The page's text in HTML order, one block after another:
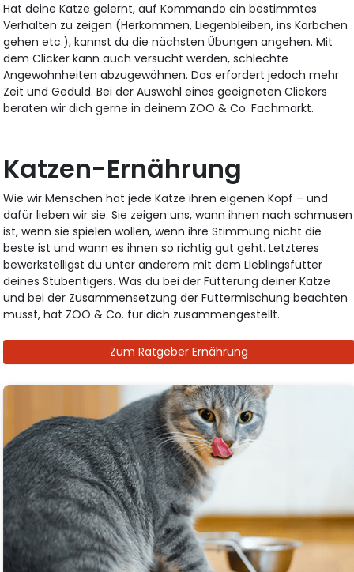
Hat deine Katze gelernt, auf Kommando ein bestimmtes
Verhalten zu zeigen (Herkommen, Liegenbleiben, ins Körbchen
gehen etc.), kannst du die nächsten Übungen angehen. Mit
dem Clicker kann auch versucht werden, schlechte
Angewohnheiten abzugewöhnen. Das erfordert jedoch mehr
Zeit und Geduld. Bei der Auswahl eines geeigneten Clickers
beraten wir dich gerne in deinem ZOO & Co. Fachmarkt.
Katzen-Ernährung
Wie wir Menschen hat jede Katze ihren eigenen Kopf – und
dafür lieben wir sie. Sie zeigen uns, wann ihnen nach schmusen
ist, wenn sie spielen wollen, wenn ihre Stimmung nicht die
beste ist und wann es ihnen so richtig gut geht. Letzteres
bewerkstelligst du unter anderem mit dem Lieblingsfutter
deines Stubentigers. Was du bei der Fütterung deiner Katze
und bei der Zusammensetzung der Futtermischung beachten
musst, hat ZOO & Co. für dich zusammengestellt.
Zum Ratgeber Ernährung